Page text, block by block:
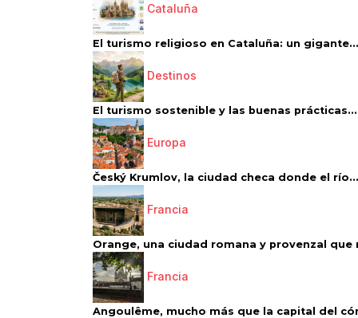
Cataluña
El turismo religioso en Cataluña: un gigante...
Destinos
El turismo sostenible y las buenas prácticas...
Europa
Český Krumlov, la ciudad checa donde el río...
Francia
Orange, una ciudad romana y provenzal que
Francia
Angoulême, mucho más que la capital del